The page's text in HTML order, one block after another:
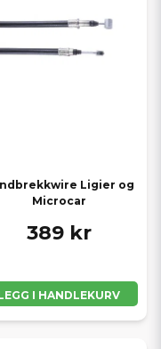
Ligier og
Microcar
389 kr
I HANDLEKURV